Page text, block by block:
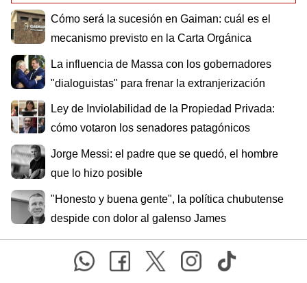
Cómo será la sucesión en Gaiman: cuál es el
mecanismo previsto en la Carta Orgánica
La influencia de Massa con los gobernadores
"dialoguistas" para frenar la extranjerización
Ley de Inviolabilidad de la Propiedad Privada:
cómo votaron los senadores patagónicos
Jorge Messi: el padre que se quedó, el hombre
que lo hizo posible
"Honesto y buena gente", la política chubutense
despide con dolor al galenso James